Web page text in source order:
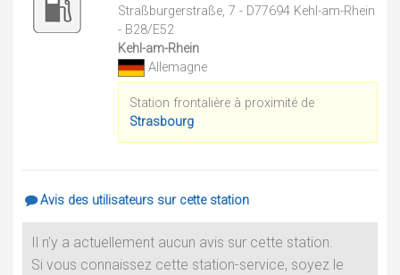
Straßburgerstraße, 7 - D77694 Kehl-am-Rhein
- B28/E52
Kehl-am-Rhein
Allemagne
Station frontalière à proximité de
Strasbourg
Avis des utilisateurs sur cette station
Il n'y a actuellement aucun avis sur cette station.
Si vous connaissez cette station-service, soyez le